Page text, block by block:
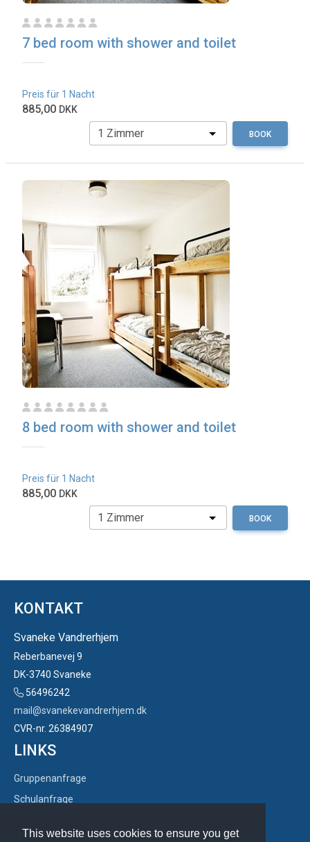
This website uses cookies to ensure you get
7 bed room with shower and toilet
Preis für 1 Nacht
885,00 DKK
BOOK
8 bed room with shower and toilet
Preis für 1 Nacht
885,00 DKK
BOOK
KONTAKT
Svaneke Vandrerhjem
Reberbanevej 9
DK-3740 Svaneke
56496242
mail@svanekevandrerhjem.dk
CVR-nr. 26384907
LINKS
Gruppenanfrage
Schulanfrage